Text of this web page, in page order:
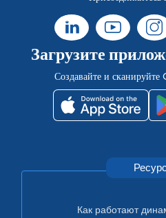
Загрузите
Создавайте и
Как работают